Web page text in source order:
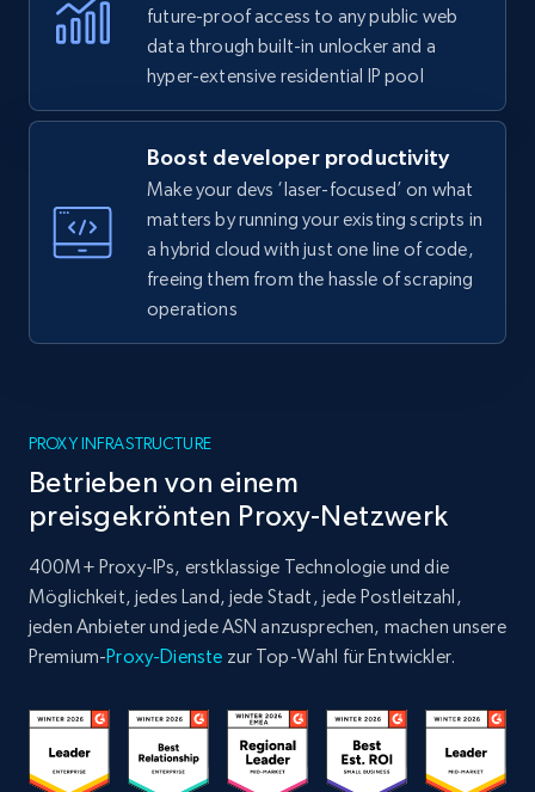
future-proof access to any public web
data through built-in unlocker and a
hyper-extensive residential IP pool
Boost developer productivity
Make your devs ‘laser-focused’ on what
matters by running your existing scripts in
a hybrid cloud with just one line of code,
freeing them from the hassle of scraping
operations
PROXY INFRASTRUCTURE
Betrieben von einem
preisgekrönten Proxy-Netzwerk
400M+ Proxy-IPs, erstklassige Technologie und die
Möglichkeit, jedes Land, jede Stadt, jede Postleitzahl,
jeden Anbieter und jede ASN anzusprechen, machen unsere
Premium-Proxy-Dienste zur Top-Wahl für Entwickler.